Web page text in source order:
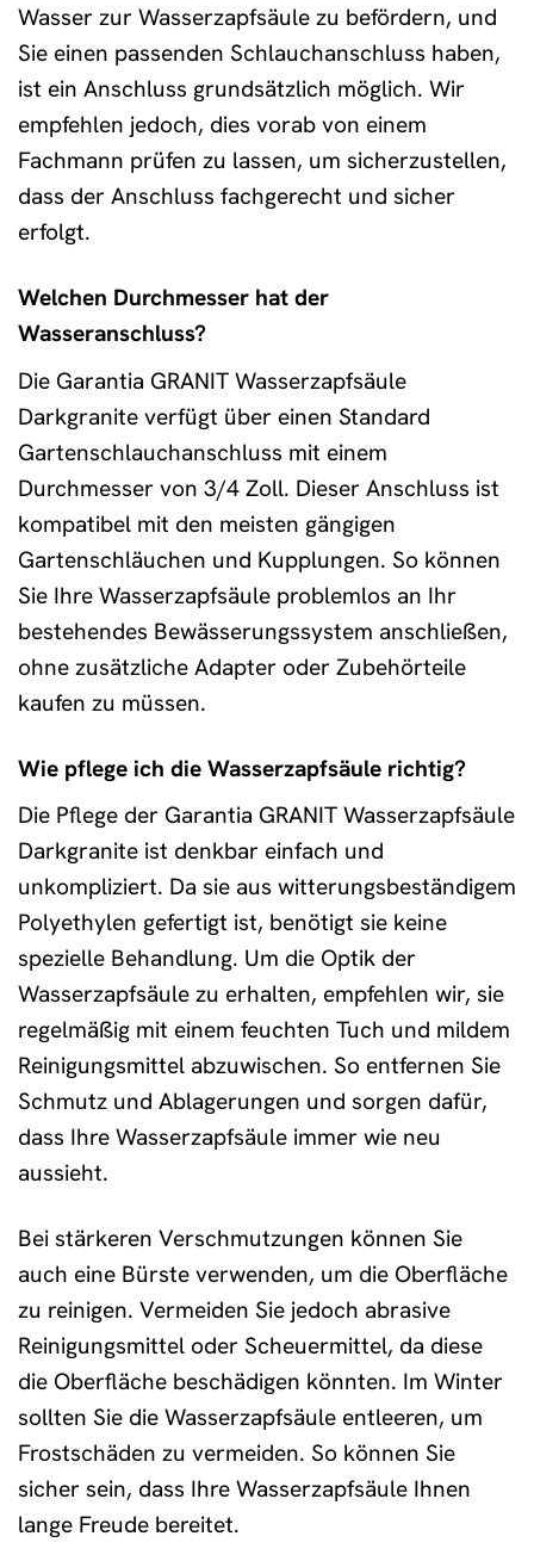
Wasser zur Wasserzapfsäule zu befördern, und
Sie einen passenden Schlauchanschluss haben,
ist ein Anschluss grundsätzlich möglich. Wir
empfehlen jedoch, dies vorab von einem
Fachmann prüfen zu lassen, um sicherzustellen,
dass der Anschluss fachgerecht und sicher
erfolgt.
Welchen Durchmesser hat der
Wasseranschluss?
Die Garantia GRANIT Wasserzapfsäule
Darkgranite verfügt über einen Standard
Gartenschlauchanschluss mit einem
Durchmesser von 3/4 Zoll. Dieser Anschluss ist
kompatibel mit den meisten gängigen
Gartenschläuchen und Kupplungen. So können
Sie Ihre Wasserzapfsäule problemlos an Ihr
bestehendes Bewässerungssystem anschließen,
ohne zusätzliche Adapter oder Zubehörteile
kaufen zu müssen.
Wie pflege ich die Wasserzapfsäule richtig?
Die Pflege der Garantia GRANIT Wasserzapfsäule
Darkgranite ist denkbar einfach und
unkompliziert. Da sie aus witterungsbeständigem
Polyethylen gefertigt ist, benötigt sie keine
spezielle Behandlung. Um die Optik der
Wasserzapfsäule zu erhalten, empfehlen wir, sie
regelmäßig mit einem feuchten Tuch und mildem
Reinigungsmittel abzuwischen. So entfernen Sie
Schmutz und Ablagerungen und sorgen dafür,
dass Ihre Wasserzapfsäule immer wie neu
aussieht.
Bei stärkeren Verschmutzungen können Sie
auch eine Bürste verwenden, um die Oberfläche
zu reinigen. Vermeiden Sie jedoch abrasive
Reinigungsmittel oder Scheuermittel, da diese
die Oberfläche beschädigen könnten. Im Winter
sollten Sie die Wasserzapfsäule entleeren, um
Frostschäden zu vermeiden. So können Sie
sicher sein, dass Ihre Wasserzapfsäule Ihnen
lange Freude bereitet.